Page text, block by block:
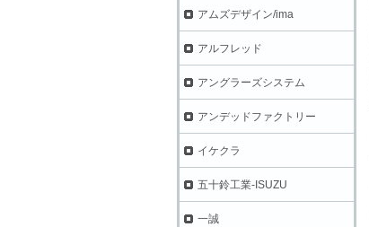
アムズデザイン/ima
アルフレッド
アングラーズシステム
アンデッドファクトリー
イケクラ
五十鈴工業-ISUZU
一誠